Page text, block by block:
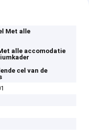
Met alle
alle accomodatie
cel van de